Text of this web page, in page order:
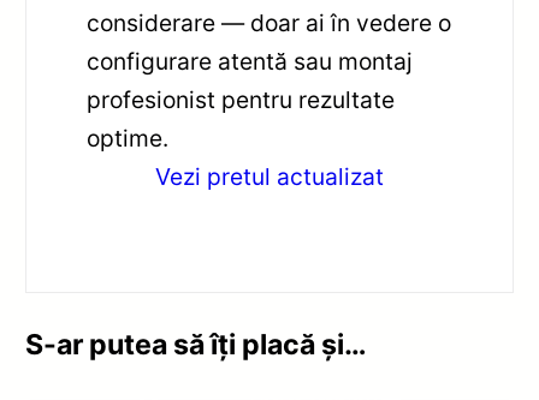
considerare — doar ai în vedere o
configurare atentă sau montaj
profesionist pentru rezultate
optime.
Vezi pretul actualizat
S-ar putea să îți placă și…